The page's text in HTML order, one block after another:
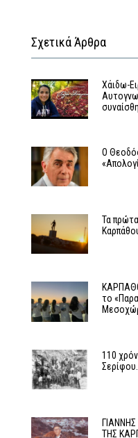
Σχετικά Άρθρα
Χάιδω-
Ο
Τα
το
110
Σερίφου.
ΤΗΣ